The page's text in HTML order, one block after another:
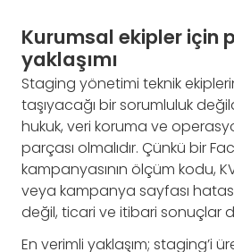
Kurumsal ekipler için
yaklaşımı
Staging yönetimi teknik
taşıyacağı bir sorumluluk
hukuk, veri koruma ve
parçası olmalıdır. Çünkü bir
kampanyasının ölçüm kodu,
veya kampanya sayfası
değil, ticari ve itibari sonuçlar
En verimli yaklaşım; staging’i